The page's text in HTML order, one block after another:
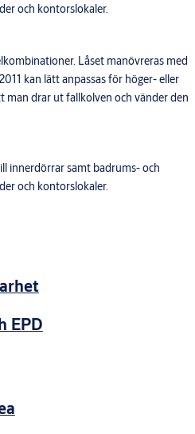
och kontorslokaler.
Låset manövreras med
kan lätt anpassas för höger- eller
man drar ut fallkolven och vänder den
innerdörrar samt badrums- och
och kontorslokaler.
EPD